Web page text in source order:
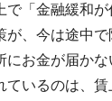
で「金融緩和
が、今は途中
にお金が届か
ているのは、